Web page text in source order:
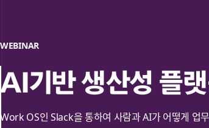
WEBINAR
AI기반 생산성 플
Work OS인 Slack을 통하여 사람과 AI가 어떻게 업